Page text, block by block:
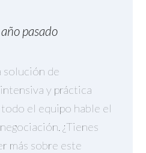
pasado
solución de
y práctica
el equipo hable el
¿Tienes
más sobre este